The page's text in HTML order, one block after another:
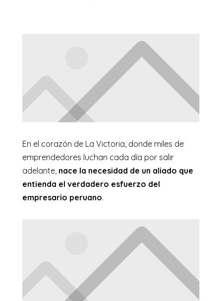
En el corazón de La Victoria, donde miles de
emprendedores luchan cada día por salir
adelante, nace la necesidad de un aliado que
entienda el verdadero esfuerzo del
empresario peruano.